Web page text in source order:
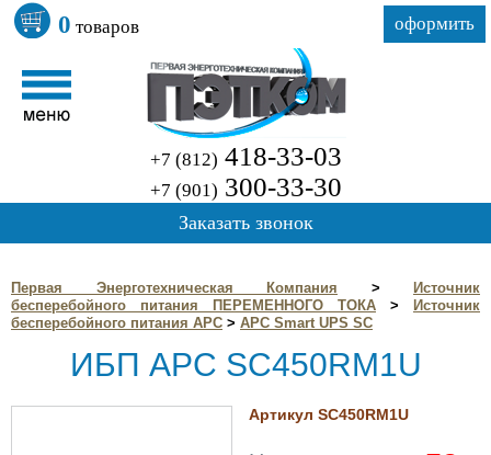
0 товаров оформить
+7 (812) 418-33-03
+7 (901) 300-33-30
Заказать звонок
Первая Энерготехническая Компания >
Источник
бесперебойного питания ПЕРЕМЕННОГО ТОКА >
Источник
бесперебойного питания APC > APC Smart UPS SC
ИБП APC SC450RM1U
Артикул SC450RM1U